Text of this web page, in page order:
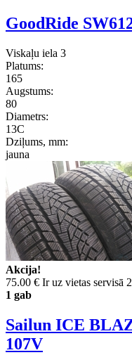
GoodRide
Viskaļu iela 3
Platums:
165
Augstums:
80
Diametrs:
13C
Dziļums, mm:
jauna
Akcija!
75.00 € Ir uz vietas servisā
1 gab
Sailun ICE
107V